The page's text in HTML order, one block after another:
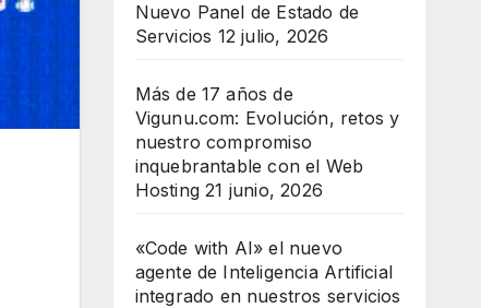
Nuevo Panel de Estado de
Servicios 12 julio, 2026
Más de 17 años de
Vigunu.com: Evolución, retos y
nuestro compromiso
inquebrantable con el Web
Hosting 21 junio, 2026
«Code with AI» el nuevo
agente de Inteligencia Artificial
integrado en nuestros servicios